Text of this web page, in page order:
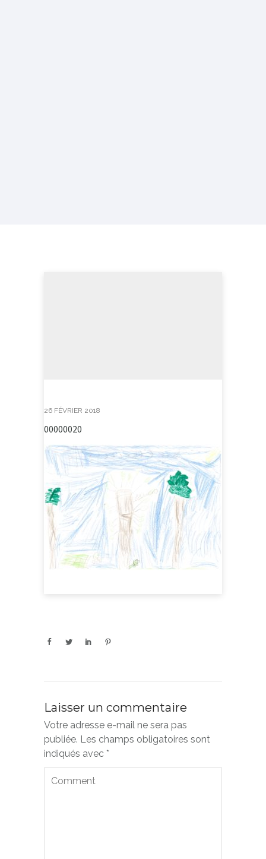
26 FÉVRIER 2018
00000020
Laisser un commentaire
Votre adresse e-mail ne sera pas
publiée. Les champs obligatoires sont
indiqués avec *